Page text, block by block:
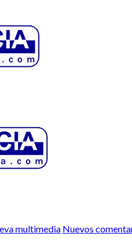
multimedia Nuevos